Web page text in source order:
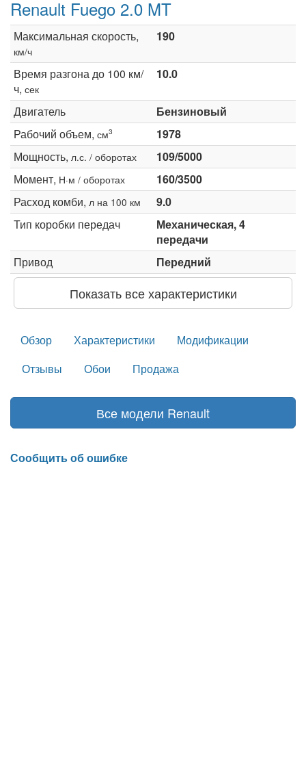
Renault Fuego 2.0 MT
Максимальная скорость,
км/ч
190
Время разгона до 100 км/
ч, сек
10.0
Двигатель
Бензиновый
Рабочий объем, см3
1978
Мощность, л.с. / оборотах
109/5000
Момент, Н·м / оборотах
160/3500
Расход комби, л на 100 км
9.0
Тип коробки передач
Механическая, 4
передачи
Привод
Передний
Показать все характеристики
Обзор Характеристики
Модификации
Отзывы
Обои Продажа
Все модели Renault
Сообщить об ошибке